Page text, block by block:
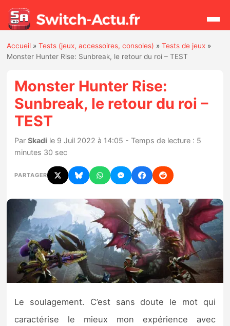
Rechercher
Actualités
Jeux
Hardware
Mises à jour
Chiffres de ventes
Rumeurs
Nintendo Direct
Tests et previews
Tests de jeux
Accueil »Tests (jeux, accessoires, consoles) »Tests de jeux »
Monster Hunter Rise: Sunbreak, le retour du roi – TEST
Monster Hunter Rise:
Sunbreak, le retour du roi –
TEST
ParSkadi le 9 Juil 2022 à 14:05 - Temps de lecture : 5
minutes 30 sec
PARTAGER
Le soulagement. C’est sans doute le mot qui
caractérise le mieux mon expérience avec